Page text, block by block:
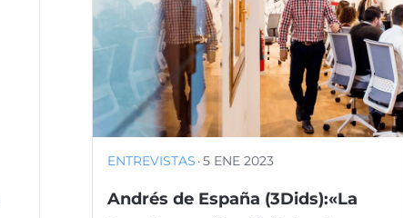
ENTREVISTAS ·5 ENE 2023
Andrés de España (3Dids):«La